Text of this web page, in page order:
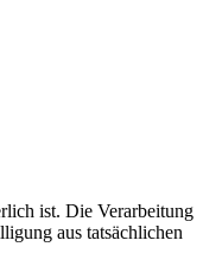
ist. Die Verarbeitung
aus tatsächlichen